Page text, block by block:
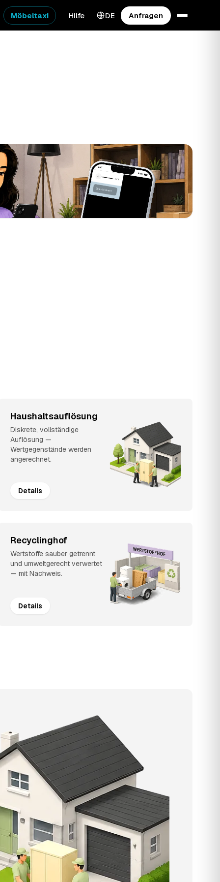
Möbeltaxi Hilfe DE Anfragen
Haushaltsauflösung
Diskrete, vollständige
Auflösung —
Wertgegenstände werden
angerechnet.
Details
Recyclinghof
Wertstoffe sauber getrennt
und umweltgerecht verwertet
— mit Nachweis.
Details